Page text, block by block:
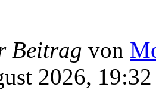
Beitrag von
2026, 19:32